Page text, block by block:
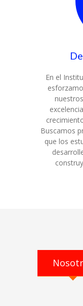
En el
Buscamos
que los